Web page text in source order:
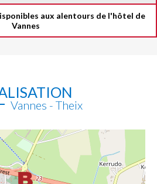
aux alentours de l'hôtel de
Vannes
Vannes - Theix